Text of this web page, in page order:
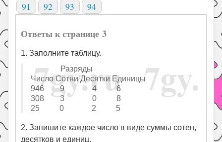
91
92 93 94
Ответы к странице 3
1. Заполните таблицу.
Разряды
Число Сотни Десятки Единицы
946 9 4 6
308 3 0 8
25 0 2 5
2. Запишите каждое число в виде суммы сотен,
десятков и единиц.